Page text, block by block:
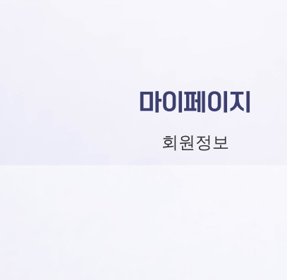
마이페이지
회원정보